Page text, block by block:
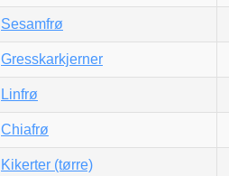
Sesamfrø
Gresskarkjerner
Linfrø
Chiafrø
Kikerter (tørre)